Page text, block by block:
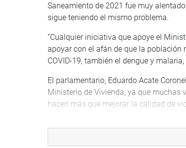
Saneamiento de 2021 fue muy
sigue teniendo el mismo problema.
“Cualquier iniciativa que apoye el
apoyar con el afán de que la población
COVID-19, también el dengue y
El parlamentario, Eduardo Acate
Ministerio de Vivienda, ya que muchas
hacen más que mejorar la calidad de
encontramos una pared, porque nos